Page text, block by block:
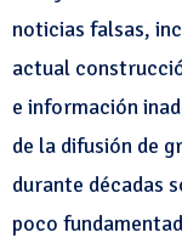
noticias falsas,
actual
e información
de la difusión de
durante décadas
poco